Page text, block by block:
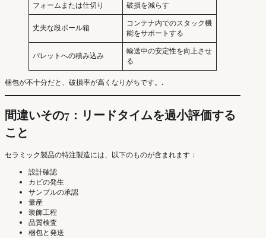
フォームまたは仕切り
破損を減らす
丈夫な段ボール箱
コンテナ内でのスタック機
能をサポートする
パレットへの積み込み
輸送中の安定性を向上させ
る
梱包が不十分だと、破損率が高くなりがちです。.
間違いその7：リードタイムを過小評価する
こと
セラミック製品の特注製造には、以下のものが含まれます：
設計確認
カビの発生
サンプルの承認
量産
装飾工程
品質検査
梱包と発送